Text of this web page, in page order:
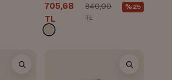
705,68
TL
940,00
TL
%25